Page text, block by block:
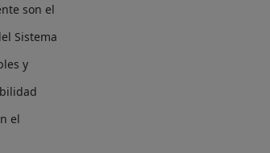
son el
Sistema
y
el